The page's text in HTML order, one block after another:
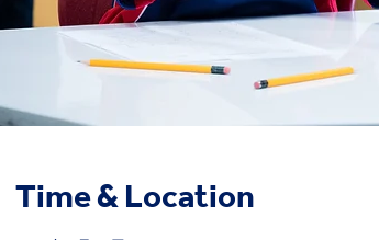
Time & Location